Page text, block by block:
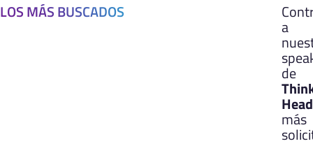
LOS MÁS BUSCADOS
a
de
más